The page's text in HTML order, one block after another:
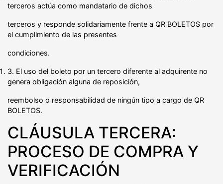
terceros actúa como mandatario de dichos
terceros y responde solidariamente frente a QR BOLETOS por
el cumplimiento de las presentes
condiciones.
3. El uso del boleto por un tercero diferente al adquirente no
genera obligación alguna de reposición,
reembolso o responsabilidad de ningún tipo a cargo de QR
BOLETOS.
CLÁUSULA TERCERA:
PROCESO DE COMPRA Y
VERIFICACIÓN